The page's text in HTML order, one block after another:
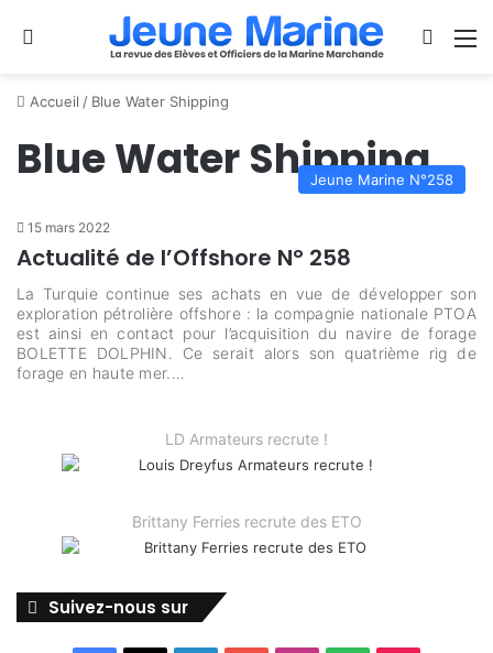
Se connecter
Accueil / Blue Water Shipping
Blue Water Shipping
Jeune Marine N°258
15 mars 2022
Actualité de l’Offshore N° 258
La Turquie continue ses achats en vue de développer son
exploration pétrolière offshore : la compagnie nationale PTOA
est ainsi en contact pour l’acquisition du navire de forage
BOLETTE DOLPHIN. Ce serait alors son quatrième rig de
forage en haute mer.…
LD Armateurs recrute !
Brittany Ferries recrute des ETO
Suivez-nous sur